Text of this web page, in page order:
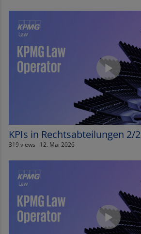
KPIs in Rechtsabteilungen 2/2
319 views 12. Mai 2026